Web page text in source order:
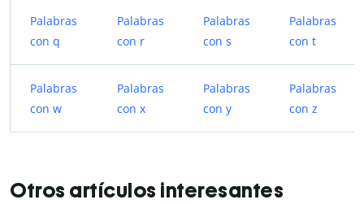
Palabras
con q
Palabras
con r
Palabras
con s
Palabras
con t
Palabras
con w
Palabras
con x
Palabras
con y
Palabras
con z
Otros artículos interesantes